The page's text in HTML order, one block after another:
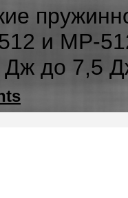
и MP-
Дж до 7,5